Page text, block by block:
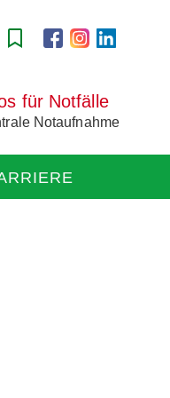
für Notfälle
Notaufnahme